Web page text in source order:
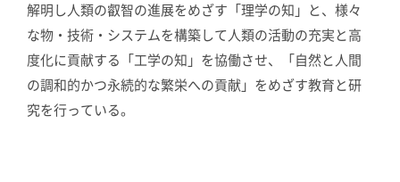
解明し人類の叡智の進展をめざす「理学の知」と、様々
な物・技術・システムを構築して人類の活動の充実と高
度化に貢献する「工学の知」を協働させ、「自然と人間
の調和的かつ永続的な繁栄への貢献」をめざす教育と研
究を行っている。